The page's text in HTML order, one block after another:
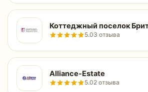
Коттеджный поселок
5.03 отзыва
Alliance-Estate
5.02 отзыва